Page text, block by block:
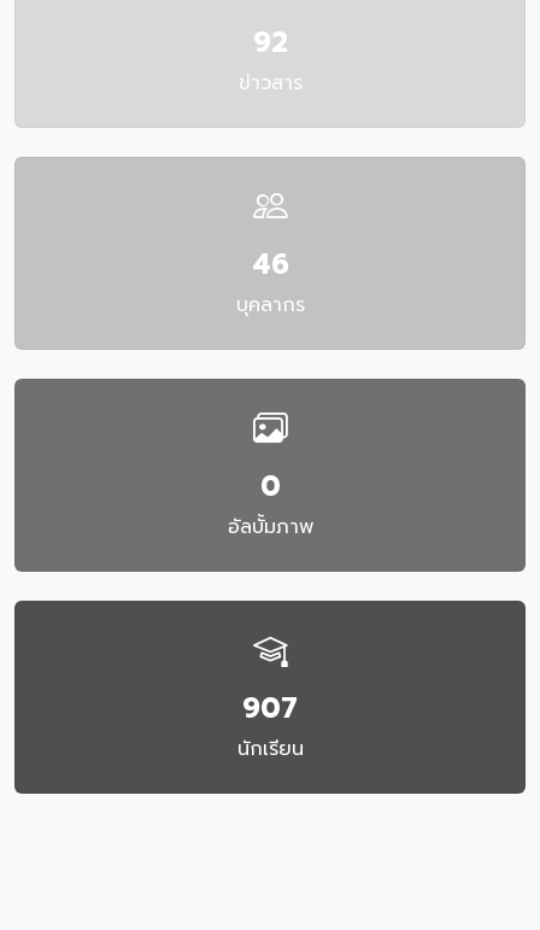
92
ข่าวสาร
46
บุคลากร
0
อัลบั้มภาพ
907
นักเรียน